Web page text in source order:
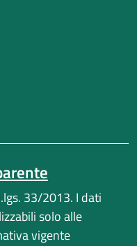
33/2013. I dati
solo alle
vigente